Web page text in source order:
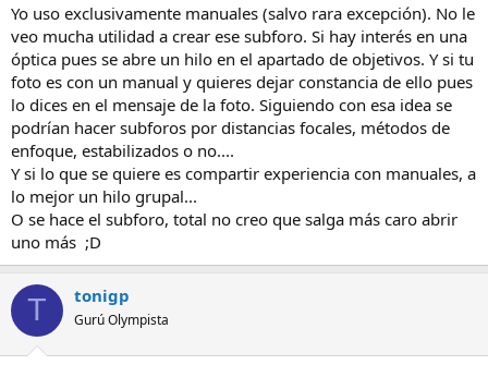
Yo uso exclusivamente manuales (salvo rara excepción). No le
veo mucha utilidad a crear ese subforo. Si hay interés en una
óptica pues se abre un hilo en el apartado de objetivos. Y si tu
foto es con un manual y quieres dejar constancia de ello pues
lo dices en el mensaje de la foto. Siguiendo con esa idea se
podrían hacer subforos por distancias focales, métodos de
enfoque, estabilizados o no....
Y si lo que se quiere es compartir experiencia con manuales, a
lo mejor un hilo grupal...
O se hace el subforo, total no creo que salga más caro abrir
uno más ;D
T tonigp
Gurú Olympista